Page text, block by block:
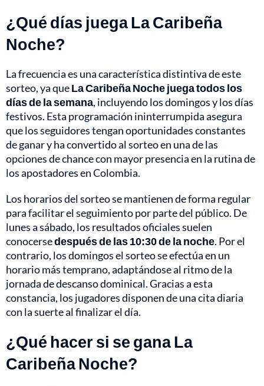
¿Qué días juega La Caribeña
Noche?
La frecuencia es una característica distintiva de este
sorteo, ya queLa Caribeña Noche juega todos los
días de la semana, incluyendo los domingos y los días
festivos. Esta programación ininterrumpida asegura
que los seguidores tengan oportunidades constantes
de ganar y ha convertido al sorteo en una de las
opciones de chance con mayor presencia en la rutina de
los apostadores en Colombia.
Los horarios del sorteo se mantienen de forma regular
para facilitar el seguimiento por parte del público. De
lunes a sábado, los resultados oficiales suelen
conocersedespués de las 10:30 de la noche. Por el
contrario, los domingos el sorteo se efectúa en un
horario más temprano, adaptándose al ritmo de la
jornada de descanso dominical. Gracias a esta
constancia, los jugadores disponen de una cita diaria
con la suerte al finalizar el día.
¿Qué hacer si se gana La
Caribeña Noche?